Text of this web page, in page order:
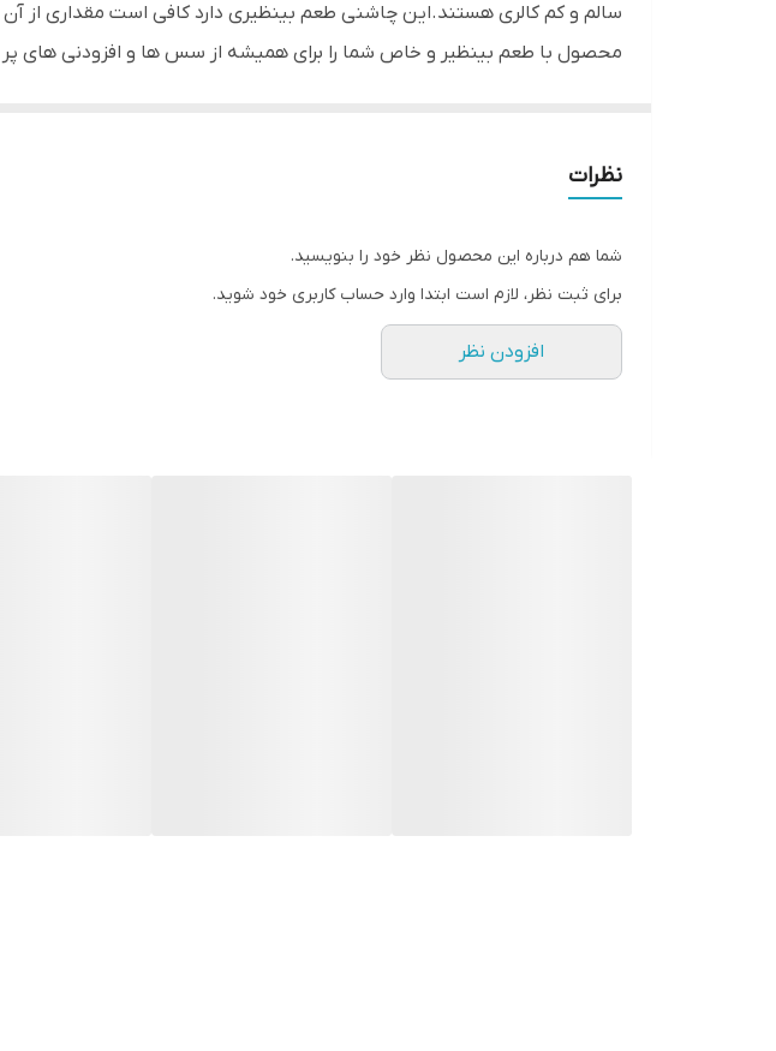
سالم و کم کالری هستند.این چاشنی طعم بینظیری دارد کافی است مقداری از آن
محصول با طعم بینظیر و خاص شما را برای همیشه از سس ها و افزودنی های پر
نظرات
شما هم درباره این محصول نظر خود را بنویسید.
برای ثبت نظر، لازم است ابتدا وارد حساب کاربری خود شوید.
افزودن نظر